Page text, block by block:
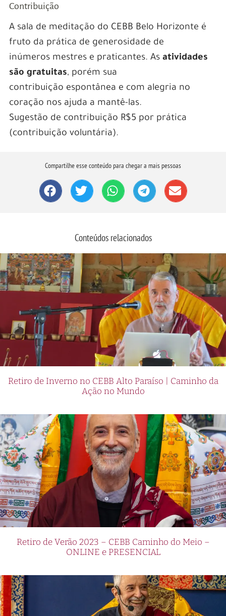
Contribuição
A sala de meditação do CEBB Belo Horizonte é
fruto da prática de generosidade de
inúmeros mestres e praticantes. As atividades
são gratuitas, porém sua
contribuição espontânea e com alegria no
coração nos ajuda a mantê-las.
Sugestão de contribuição R$5 por prática
(contribuição voluntária).
Compartilhe esse conteúdo para chegar a mais pessoas
Conteúdos relacionados
Retiro de Inverno no CEBB Alto Paraíso | Caminho da
Ação no Mundo
Retiro de Verão 2023 – CEBB Caminho do Meio –
ONLINE e PRESENCIAL